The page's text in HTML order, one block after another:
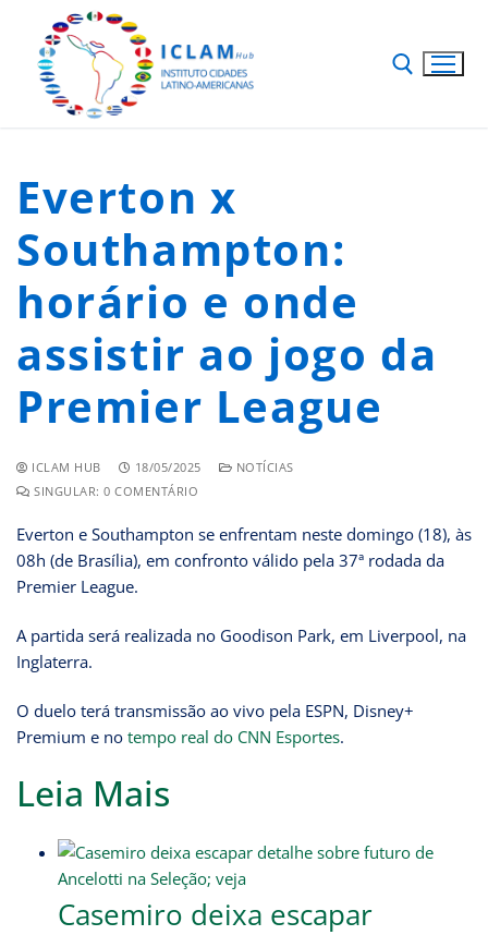
Everton x
Southampton:
horário e onde
assistir ao jogo da
Premier League
ICLAM HUB 18/05/2025
NOTÍCIAS
SINGULAR: 0 COMENTÁRIO
Everton e Southampton se enfrentam neste domingo (18), às
08h (de Brasília), em confronto válido pela 37ª rodada da
Premier League.
A partida será realizada no Goodison Park, em Liverpool, na
Inglaterra.
O duelo terá transmissão ao vivo pela ESPN, Disney+
Premium e no tempo real do CNN Esportes.
Leia Mais
Casemiro deixa escapar